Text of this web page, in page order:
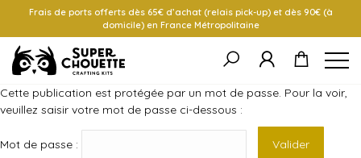
Frais de ports offerts dès 65€ d’achat (relais pick-up) et dès 90€ (à
domicile) en France Métropolitaine
Cette publication est protégée par un mot de passe. Pour la voir,
veuillez saisir votre mot de passe ci-dessous :
Mot de passe :